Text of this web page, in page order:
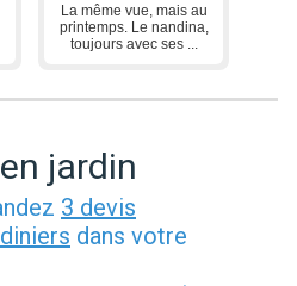
La même vue, mais au
printemps. Le nandina,
toujours avec ses ...
jardin
3 devis
dans votre